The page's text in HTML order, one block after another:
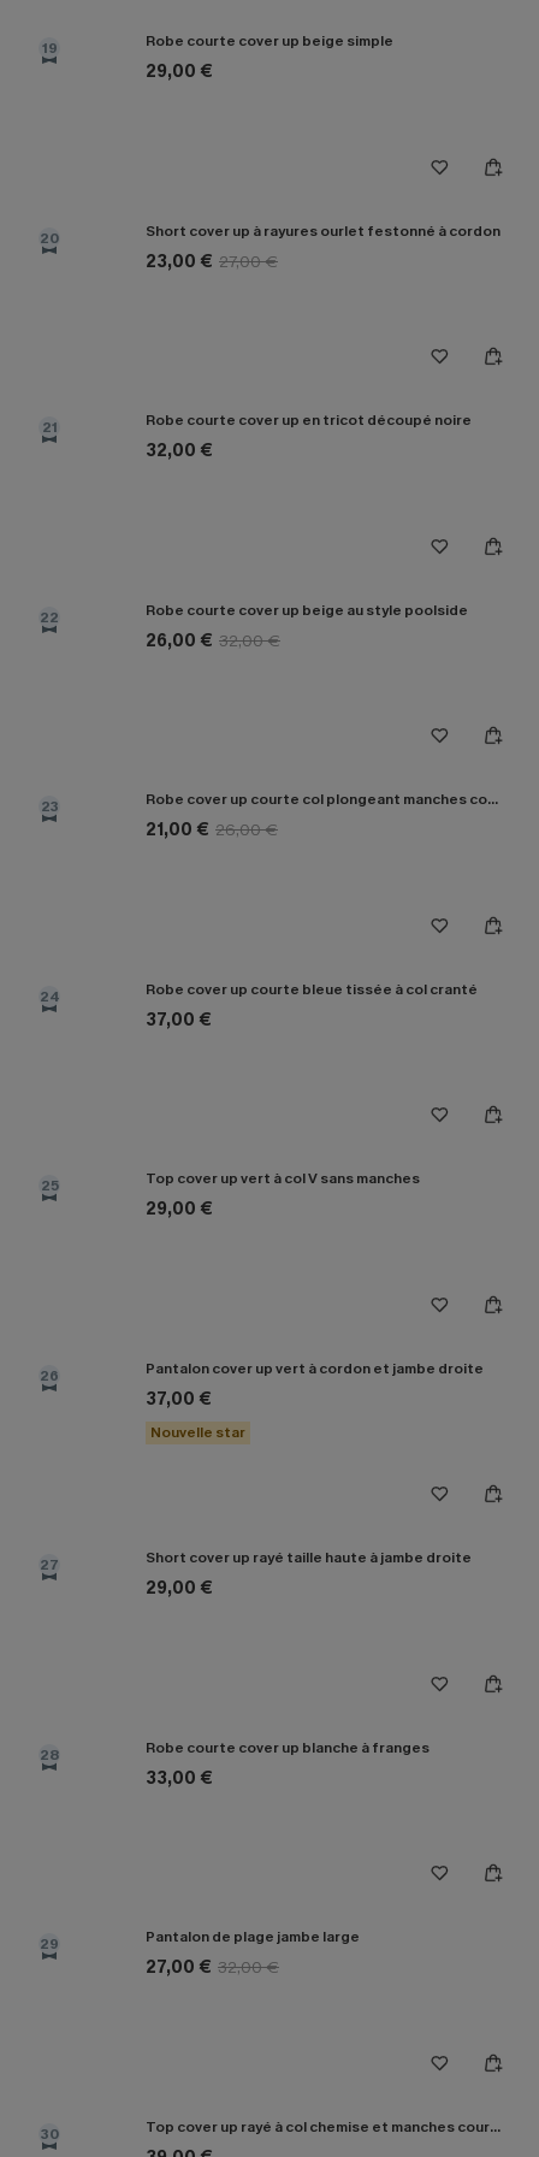
19 Robe courte cover up beige simple
29,00 €
20 Short cover up à rayures ourlet festonné à cordon
23,00 € 27,00 €
21 Robe courte cover up en tricot découpé noire
32,00 €
22 Robe courte cover up beige au style poolside
26,00 € 32,00 €
23 Robe cover up courte col plongeant manches courtes
21,00 € 26,00 €
24 Robe cover up courte bleue tissée à col cranté
37,00 €
25 Top cover up vert à col V sans manches
29,00 €
26 Pantalon cover up vert à cordon et jambe droite
37,00 €
Nouvelle star
27 Short cover up rayé taille haute à jambe droite
29,00 €
28 Robe courte cover up blanche à franges
33,00 €
29 Pantalon de plage jambe large
27,00 € 32,00 €
30 Top cover up rayé à col chemise et manches courtes